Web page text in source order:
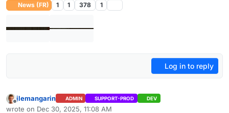
News (FR) 1 1 378 1
Log in to reply
Offline
jlemangarin ADMIN SUPPORT-PROD DEV
wrote on Dec 30, 2025, 11:08 AM